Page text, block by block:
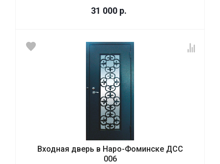
31 000 р.
Входная дверь в Наро-Фоминске ДСС
006